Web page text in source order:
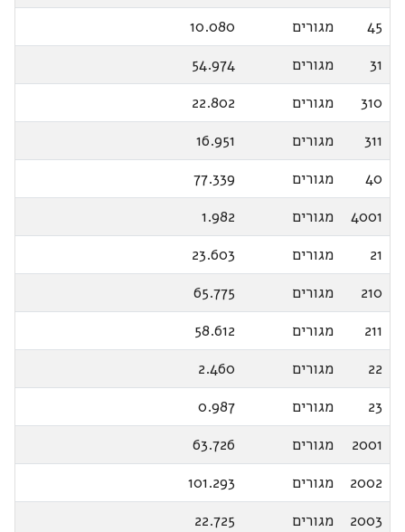
45
מגורים
10.080
31
מגורים
54.974
310
מגורים
22.802
311
מגורים
16.951
40
מגורים
77.339
4001
מגורים
1.982
21
מגורים
23.603
210
מגורים
65.775
211
מגורים
58.612
22
מגורים
2.460
23
מגורים
0.987
2001
מגורים
63.726
2002
מגורים
101.293
2003
מגורים
22.725